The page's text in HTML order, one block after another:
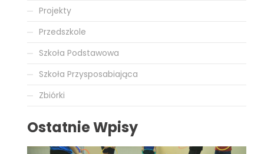
Projekty
Przedszkole
Szkoła Podstawowa
Szkoła Przysposabiająca
Zbiórki
Ostatnie Wpisy